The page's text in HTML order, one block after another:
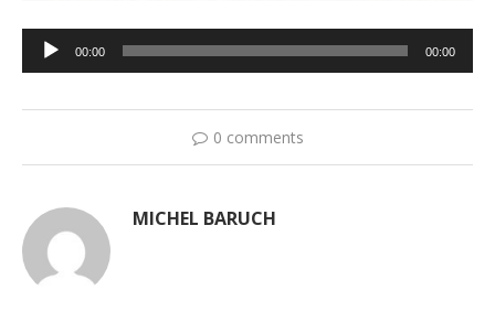
Lecteur
audio
00:00 00:00
0 comments
MICHEL BARUCH